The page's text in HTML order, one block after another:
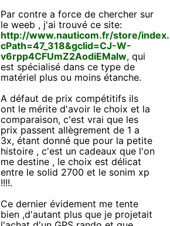
Par contre a force de chercher sur
le weeb , j'ai trouvé ce site:
http://www.nauticom.fr/store/
cPath=47_318&gclid=CJ-W-
v6rpp4CFUmZ2AodiEMalw, qui
est spécialisé dans ce type de
matériel plus ou moins étanche.
A défaut de prix compétitifs ils
ont le mérite d'avoir le choix et la
comparaison, c'est vrai que les
prix passent allègrement de 1 a
3x, étant donné que pour la petite
histoire , c'est un cadeaux que l'on
me destine , le choix est délicat
entre le solid 2700 et le sonim xp
!!!!.
Ce dernier évidement me tente
bien ,d'autant plus que je projetait